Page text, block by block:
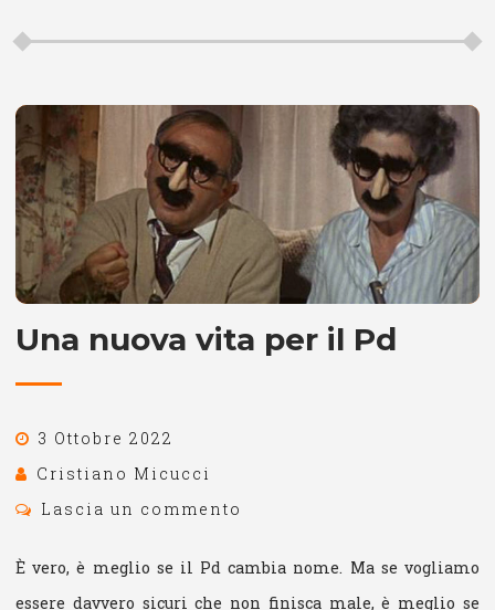
Una nuova vita per il Pd
3 Ottobre 2022
Cristiano Micucci
Lascia un commento
È vero, è meglio se il Pd cambia nome. Ma se vogliamo
essere davvero sicuri che non finisca male, è meglio se